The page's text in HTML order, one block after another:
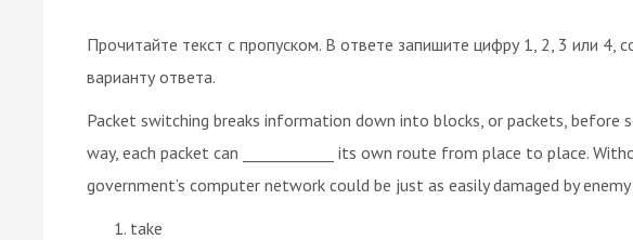
Прочитайте текст с пропуском. В ответе запишите цифру 1, 2, 3 или
варианту ответа.
Packet switching breaks information down into blocks, or packets, before
way, each packet can ____________ its own route from place to place.
government’s computer network could be just as easily damaged by
take